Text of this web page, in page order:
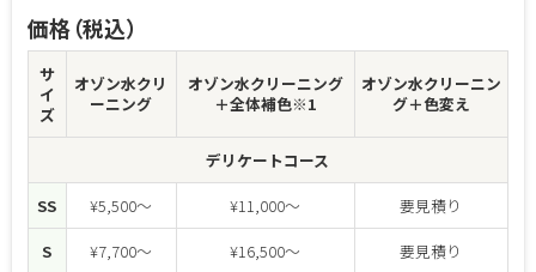
価格（税込）
サ
イ
ズ
オゾン水クリ
ーニング
オゾン水クリーニング
＋全体補色※1
オゾン水クリーニン
グ＋色変え
デリケートコース
SS
¥5,500～ ¥11,000～
要見積り
S
¥7,700～ ¥16,500～
要見積り